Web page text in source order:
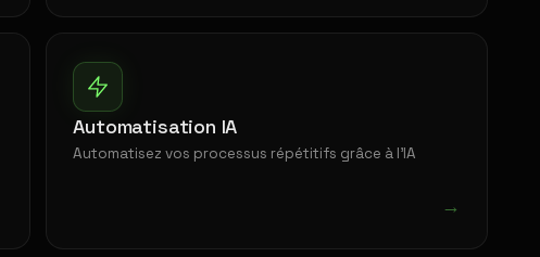
Automatisation IA
Automatisez vos processus répétitifs grâce à l'IA
→